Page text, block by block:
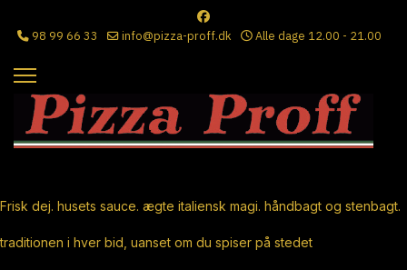
98 99 66 33 info@pizza-proff.dk Alle dage 12.00 - 21.00
Frisk dej. husets sauce. ægte italiensk magi. håndbagt og stenbagt.
traditionen i hver bid, uanset om du spiser på stedet